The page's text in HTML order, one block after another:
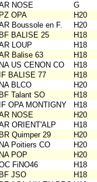
NOSE
G
OPA
H20
Boussole en F.
H20
BALISE 25
H18
LOUP
H18
Balise 63
H18
US CENON CO
H18
BALISE 77
H18
BLCO
H20
Talant SO
H18
OPA MONTIGNY
H18
NOSE
H20
ORIENT'ALP
H18
Quimper 29
H20
Poitiers CO
H20
POP
H20
FiNO46
H18
JSO
H18